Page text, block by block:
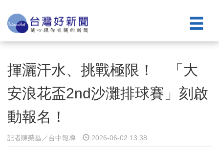
揮灑汗水、挑戰極限！ 「大
安浪花盃2nd沙灘排球賽」刻啟
動報名！
記者陳榮昌／台中報導 2026-06-02 13:38